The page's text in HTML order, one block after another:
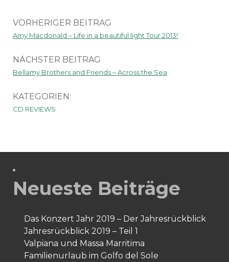
VORHERIGER BEITRAG
Amy Macdonald – Life in a beautiful light Tour 2013!
NÄCHSTER BEITRAG
Bellamy Brothers and Friends – Across the Sea
KATEGORIEN:
CD REVIEWS
Neueste Beiträge
Das Konzert Jahr 2019 – Der Jahresrückblick
Jahresrückblick 2019 – Teil 1
Valpiana und Massa Marritima
Familienurlaub im Golfo del Sole